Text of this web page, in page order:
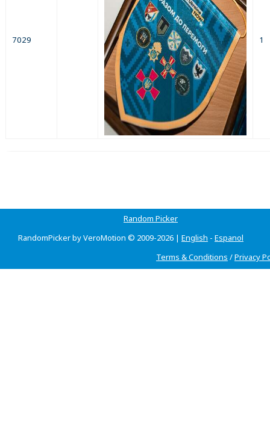
7029 1
Random Picker
RandomPicker by VeroMotion © 2009-2026 | English - Espanol
Terms & Conditions /Privacy